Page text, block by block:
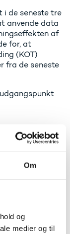
Om
og
medier og til
i de seneste tre
anvende data
af
for, at
(KOT)
fra de seneste
for IB-
forhold i
og